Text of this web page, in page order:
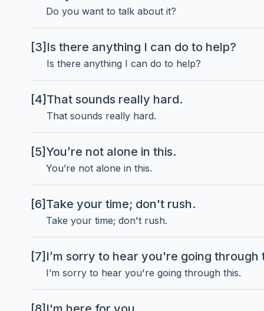
Do you want to talk about it?
[3] Is there anything I can do to help?
Is there anything I can do to help?
[4] That sounds really hard.
That sounds really hard.
[5] You’re not alone in this.
You’re not alone in this.
[6] Take your time; don't rush.
Take your time; don't rush.
[7] I’m sorry to hear you're going through
I’m sorry to hear you're going through this.